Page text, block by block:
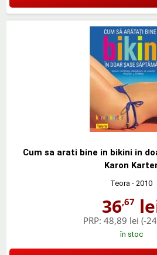
Cum sa arati bine in bikini in
Karon
Teora - 2010
36,67
PRP: 48,89 lei (-
în stoc